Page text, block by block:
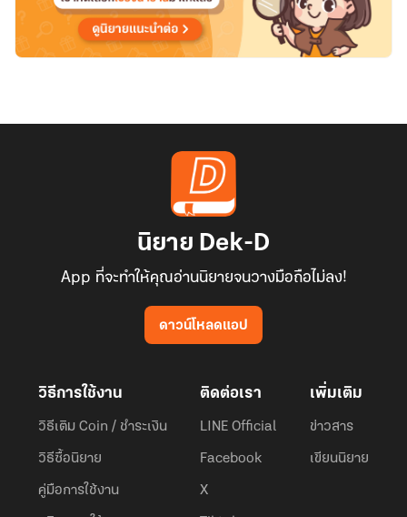
นิยาย Dek-D
App ที่จะทำให้คุณอ่านนิยายจนวางมือถือไม่ลง!
ดาวน์โหลดแอป
วิธีการใช้งาน
วิธีเติม Coin / ชำระเงิน
วิธีซื้อนิยาย
คู่มือการใช้งาน
ติดต่อเรา
LINE Official
Facebook
X
เพิ่มเติม
ข่าวสาร
เขียนนิยาย